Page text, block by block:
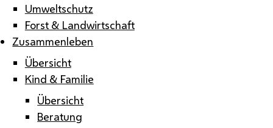
Umweltschutz
Forst & Landwirtschaft
Zusammenleben
Übersicht
Kind & Familie
Übersicht
Beratung